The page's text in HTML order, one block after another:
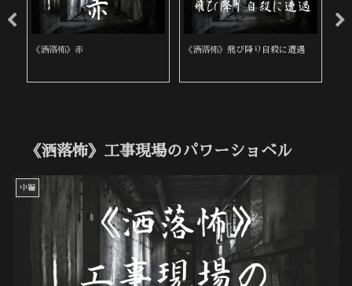
《洒落怖》赤 《洒落怖》飛び降り自殺に遭遇
《洒落怖》工事現場のパワーショベル
中編